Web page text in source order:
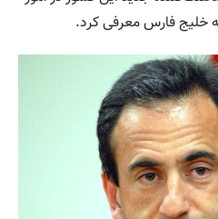
خلیج فارس معرفی کرد.